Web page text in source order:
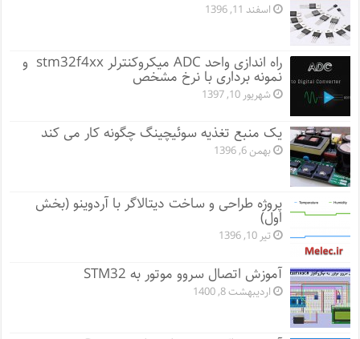
اسفند 11, 1396
راه اندازی واحد ADC میکروکنترلر stm32f4xx و
نمونه برداری با نرخ مشخص
شهریور 10, 1397
یک منبع تغذیه سوئیچینگ چگونه کار می کند
بهمن 6, 1396
پروژه طراحی و ساخت دیتالاگر با آردوینو (بخش
اول)
تیر 10, 1396
آموزش اتصال سروو موتور به STM32
اردیبهشت 8, 1400